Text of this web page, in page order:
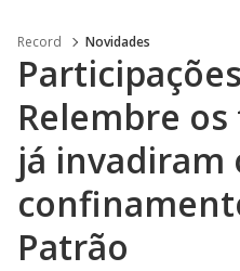
Record Novidades
Relembre
já invadiram
Patrão